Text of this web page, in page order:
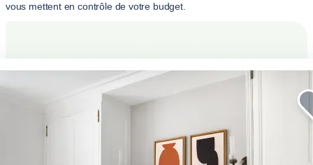
vous mettent en contrôle de votre budget.